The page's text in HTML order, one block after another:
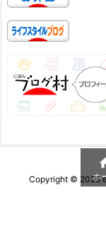
Copyright © 2026
ホ